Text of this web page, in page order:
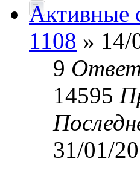
Активные
1108 » 14/
9
14595
31/01/